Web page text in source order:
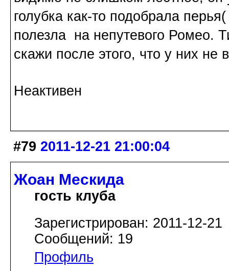
голубка как-то подобрала
полезла на непутевого Ромео.
скажи после этого, что у них не
Неактивен
#79 2011-12-21 21:00:04
Жоан Мескида
гость клуба
Зарегистрирован: 2011-12-21
Сообщений: 19
Профиль